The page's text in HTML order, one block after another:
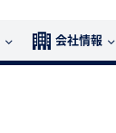
会社情報